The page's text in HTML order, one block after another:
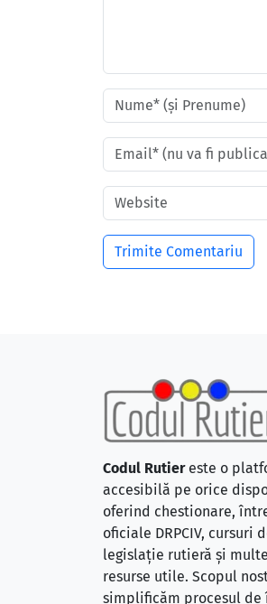
Codul Rutiereste o
accesibilă pe orice
oferind chestionare,
oficiale DRPCIV, cursuri
legislație rutieră și
resurse utile. Scopul
simplificăm procesul de